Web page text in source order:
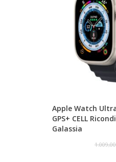
Apple Watch
GPS+ CELL
Galassia
1.009,00